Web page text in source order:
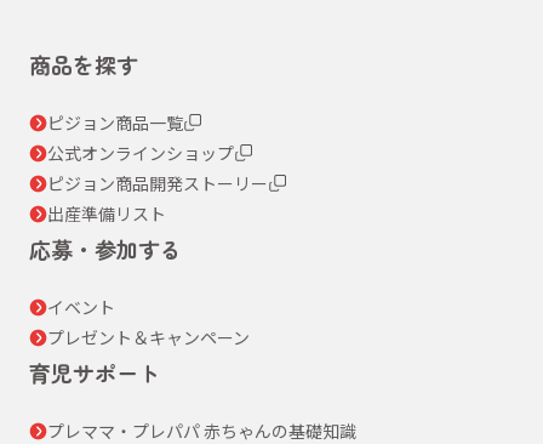
商品を探す
ピジョン商品一覧
公式オンラインショップ
ピジョン商品開発ストーリー
出産準備リスト
応募・参加する
イベント
プレゼント＆キャンペーン
育児サポート
プレママ・プレパパ 赤ちゃんの基礎知識